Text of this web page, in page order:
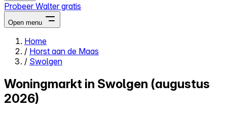
Probeer Walter gratis
Open menu
Close menu
Home
/ Horst aan de Maas
/ Swolgen
Woningmarkt in Swolgen (augustus
2026)